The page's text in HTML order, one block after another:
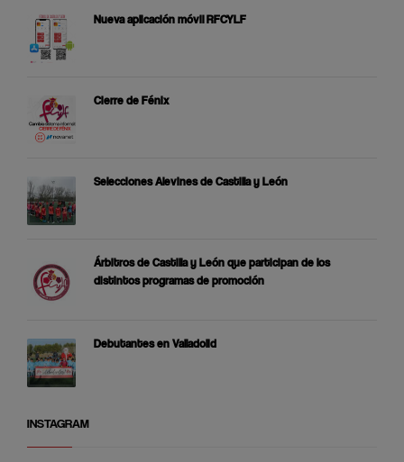
Nueva aplicación móvil RFCYLF
Cierre de Fénix
Selecciones Alevines de Castilla y León
Árbitros de Castilla y León que participan de los
distintos programas de promoción
Debutantes en Valladolid
INSTAGRAM